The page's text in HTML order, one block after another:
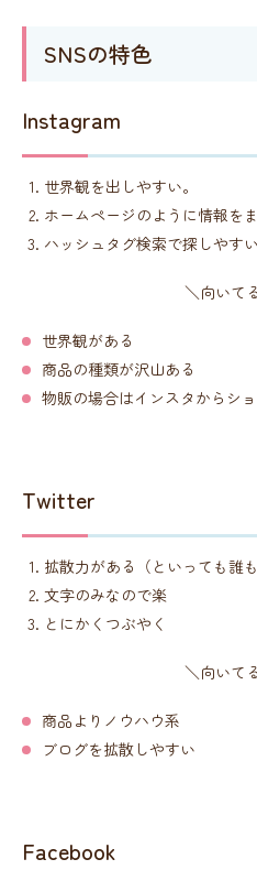
SNSの特色
Instagram
世界観を出しやすい。
ホームページのように情報を
ハッシュタグ検索で探しやすい
＼向いて
世界観がある
商品の種類が沢山ある
物販の場合はインスタからシ
Twitter
拡散力がある（といっても誰
文字のみなので楽
とにかくつぶやく
＼向いて
商品よりノウハウ系
ブログを拡散しやすい
Facebook